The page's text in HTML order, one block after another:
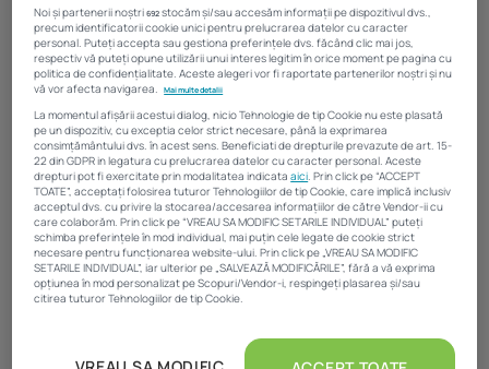
„Generarea leadurilor este extrem de importantă pentru că fără
leaduri nu există clienți”, a explicat Zola Szerencses, prezent la un
reprezentanții Asociației Profesionale a Agenților Imobiliari din
România (APAIR), adăugând că pentru a nu pierde leadurile ai
Noi și partenerii noștri692 stocăm și/sau accesăm informații pe dispozitivul dvs.,
precum identificatorii cookie unici pentru prelucrarea datelor cu caracter
personal. Puteți accepta sau gestiona preferințele dvs. făcând clic mai jos,
respectiv vă puteți opune utilizării unui interes legitim în orice moment pe pagina cu
politica de confidențialitate. Aceste alegeri vor fi raportate partenerilor noștri și nu
vă vor afecta navigarea.
Mai multe detalii
La momentul afișării acestui dialog, nicio Tehnologie de tip Cookie nu este plasată
pe un dispozitiv, cu exceptia celor strict necesare, până la exprimarea
consimțământului dvs. în acest sens. Beneficiati de drepturile prevazute de art. 15-
22 din GDPR in legatura cu prelucrarea datelor cu caracter personal. Aceste
drepturi pot fi exercitate prin modalitatea indicataaici . Prin click pe “ACCEPT
TOATE”, acceptați folosirea tuturor Tehnologiilor de tip Cookie, care implică inclusiv
acceptul dvs. cu privire la stocarea/accesarea informațiilor de către Vendor-ii cu
care colaborăm. Prin click pe “VREAU SA MODIFIC SETARILE INDIVIDUAL” puteți
schimba preferințele în mod individual, mai puțin cele legate de cookie strict
necesare pentru funcționarea website-ului. Prin click pe „VREAU SA MODIFIC
SETARILE INDIVIDUAL”, iar ulterior pe „SALVEAZĂ MODIFICĂRILE”, fără a vă exprima
opțiunea în mod personalizat pe Scopuri/Vendor-i, respingeți plasarea și/sau
citirea tuturor Tehnologiilor de tip Cookie.
Atât noi, cât și partenerii noștri prelucrăm datele pentru
a oferi: